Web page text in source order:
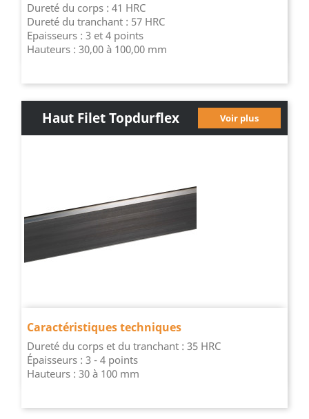
Dureté du corps : 41 HRC
Dureté du tranchant : 57 HRC
Epaisseurs : 3 et 4 points
Hauteurs : 30,00 à 100,00 mm
Haut Filet Topdurflex Voir plus
Caractéristiques techniques
Dureté du corps et du tranchant : 35 HRC
Épaisseurs : 3 - 4 points
Hauteurs : 30 à 100 mm